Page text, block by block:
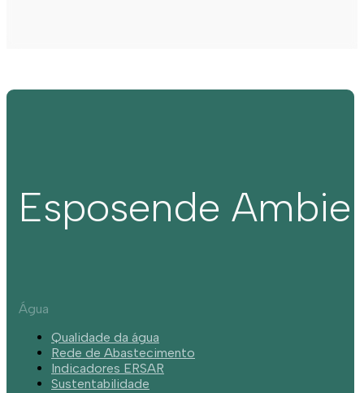
Esposende
Água
Qualidade da água
Rede de Abastecimento
Indicadores ERSAR
Sustentabilidade